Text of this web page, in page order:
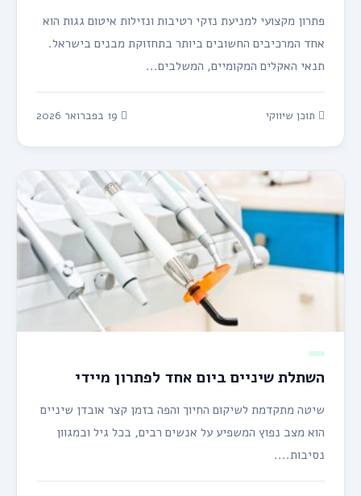
פתרון מקצועי למניעת נזקי רטיבות ונזילות איטום גגות הוא
אחד המרכיבים החשובים ביותר בתחזוקת מבנים בישראל.
תנאי האקלים המקומיים, המשלבים...
תוכן שיווקי
השתלת שיניים ביום אחד לפתרון מיידי
שיטה מתקדמת לשיקום החיוך והפה בזמן קצר אובדן שיניים
הוא מצב נפוץ המשפיע על אנשים רבים, בכל גיל ובמגוון
נסיבות....